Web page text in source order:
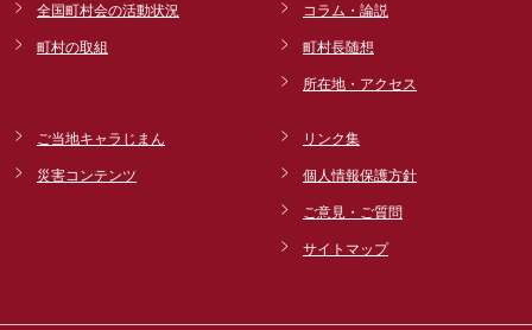
全国町村会の活動状況
町村の取組
コラム・論説
町村長随想
所在地・アクセス
ご当地キャラじまん
災害コンテンツ
リンク集
個人情報保護方針
ご意見・ご質問
サイトマップ